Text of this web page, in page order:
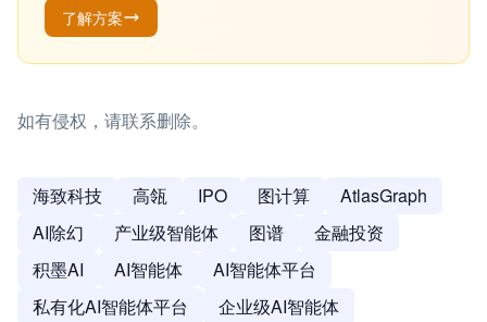
了解方案
如有侵权，请联系删除。
海致科技 高瓴 IPO 图计算
AtlasGraph
AI除幻
产业级智能体 图谱
金融投资
积墨AI
AI智能体
AI智能体平台
私有化AI智能体平台
企业级AI智能体